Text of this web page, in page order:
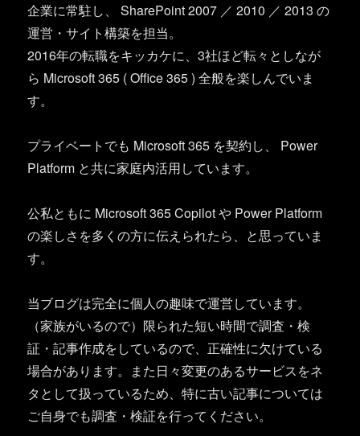
企業に常駐し、 SharePoint 2007 ／ 2010 ／ 2013 の
運営・サイト構築を担当。
2016年の転職をキッカケに、3社ほど転々としなが
ら Microsoft 365 ( Office 365 ) 全般を楽しんでいま
す。
プライベートでも Microsoft 365 を契約し、 Power
Platform と共に家庭内活用しています。
公私ともに Microsoft 365 Copilot や Power Platform
の楽しさを多くの方に伝えられたら、と思っていま
す。
当ブログは完全に個人の趣味で運営しています。
（家族がいるので）限られた短い時間で調査・検
証・記事作成をしているので、正確性に欠けている
場合があります。また日々変更のあるサービスをネ
タとして扱っているため、特に古い記事については
ご自身でも調査・検証を行ってください。